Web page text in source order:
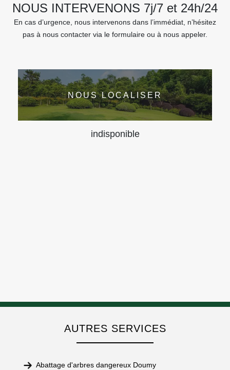
NOUS INTERVENONS 7j/7 et 24h/24
En cas d’urgence, nous intervenons dans l’immédiat, n’hésitez
pas à nous contacter via le formulaire ou à nous appeler.
NOUS LOCALISER
indisponible
AUTRES SERVICES
Abattage d'arbres dangereux Doumy